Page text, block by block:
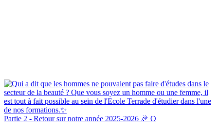
Partie 2 - Retour sur notre année 2025-2026 🎉 O